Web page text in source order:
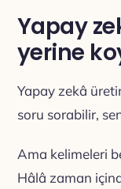
Yapay
yerine
Yapay zekâ
soru sorabilir,
Ama kelimeleri
Hâlâ zaman